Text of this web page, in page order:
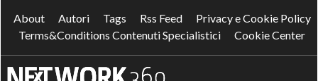
About Autori Tags Rss Feed
Privacy e Cookie Policy
Terms&Conditions Contenuti Specialistici
Cookie Center